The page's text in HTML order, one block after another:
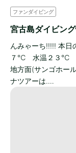
ファンダイビング
宮古島ダイビン
んみゃーち!!!!! 本日
７℃ 水温２３℃ 風
地方面(サンゴホー
ナツアーは.…